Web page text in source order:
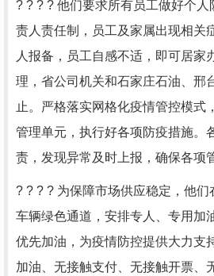
? ? ? ? 他们要求所有员工做好个人
责人责任制，员工及家属出现相关
人报备，员工自感不适，即可居家
理，省公司机关和石家庄石油、邢
止。严格落实网格化疫情管控模式
管理单元，执行好各项防疫措施。
责，发现异常及时上报，确保各项
? ? ? ? 为保障市场供应稳定，他们
车辆绿色通道，安排专人、专用加
优先加油，为疫情防控提供大力支
加油、无接触支付、无接触开票、